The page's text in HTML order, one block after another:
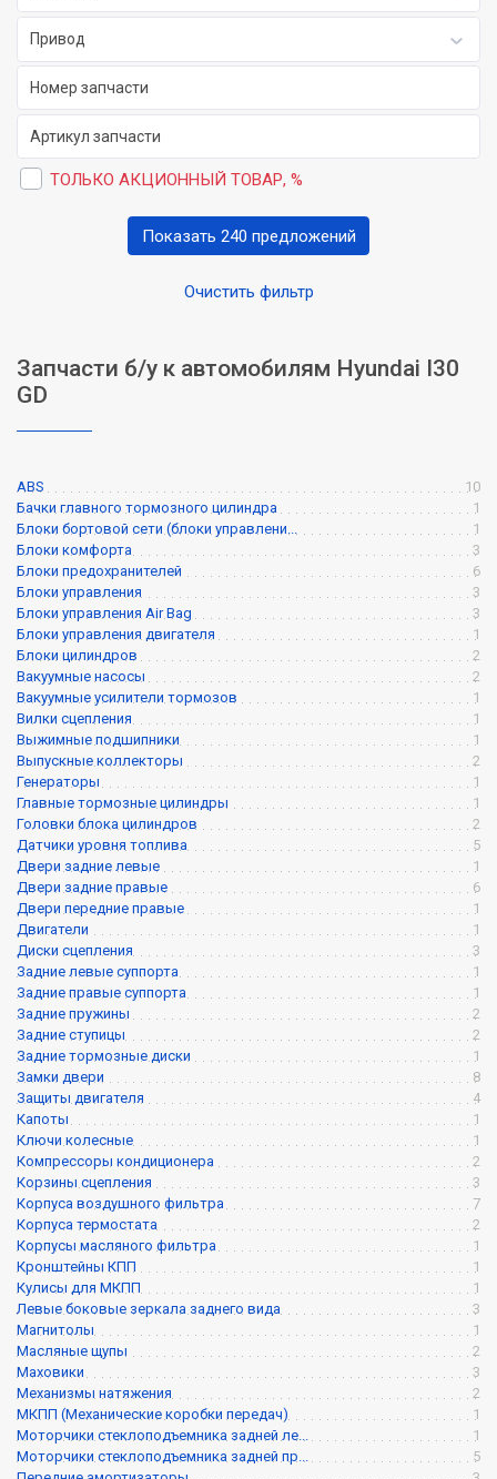
Привод
ТОЛЬКО АКЦИОННЫЙ ТОВАР, %
Очистить фильтр
Показать 240 предложений
Запчасти б/у к автомобилям Hyundai I30
GD
ABS
10
Бачки главного тормозного цилиндра
1
Блоки бортовой сети (блоки управлени...
1
Блоки комфорта
3
Блоки предохранителей
6
Блоки управления
3
Блоки управления Air Bag
3
Блоки управления двигателя
1
Блоки цилиндров
2
Вакуумные насосы
2
Вакуумные усилители тормозов
1
Вилки сцепления
1
Выжимные подшипники
1
Выпускные коллекторы
2
Генераторы
1
Главные тормозные цилиндры
1
Головки блока цилиндров
2
Датчики уровня топлива
5
Двери задние левые
1
Двери задние правые
6
Двери передние правые
1
Двигатели
1
Диски сцепления
3
Задние левые суппорта
1
Задние правые суппорта
1
Задние пружины
2
Задние ступицы
2
Задние тормозные диски
1
Замки двери
8
Защиты двигателя
4
Капоты
1
Ключи колесные
1
Компрессоры кондиционера
2
Корзины сцепления
3
Корпуса воздушного фильтра
7
Корпуса термостата
2
Корпусы масляного фильтра
1
Кронштейны КПП
1
Кулисы для МКПП
1
Левые боковые зеркала заднего вида
3
Магнитолы
1
Масляные щупы
2
Маховики
3
Механизмы натяжения
2
МКПП (Механические коробки передач)
1
Моторчики стеклоподъемника задней ле...
1
Моторчики стеклоподъемника задней пр...
5